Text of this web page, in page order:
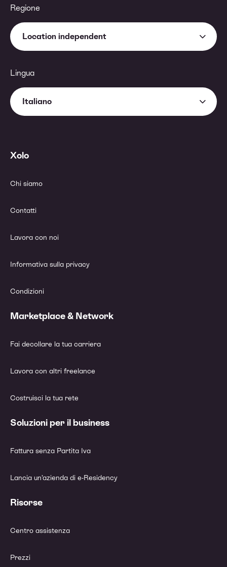
Regione
Location independent
Lingua
Italiano
Xolo
Chi siamo
Contatti
Lavora con noi
Informativa sulla privacy
Condizioni
Marketplace & Network
Fai decollare la tua carriera
Lavora con altri freelance
Costruisci la tua rete
Soluzioni per il business
Fattura senza Partita Iva
Lancia un’azienda di e-Residency
Risorse
Centro assistenza
Prezzi